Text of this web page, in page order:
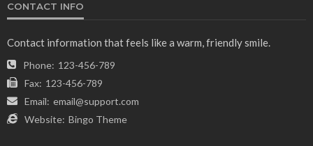
CONTACT INFO
Contact information that feels like a warm, friendly smile.
Phone: 123-456-789
Fax: 123-456-789
Email: email@support.com
Website: Bingo Theme